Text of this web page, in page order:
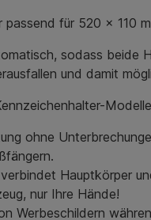
passend für 520 x 110
sodass beide
und damit
ohne
Hauptkörper
nur Ihre Hände!
Werbeschildern